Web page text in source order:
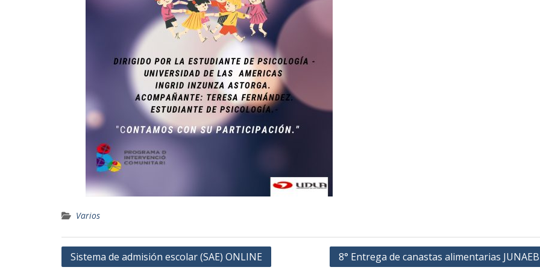
Varios
Navegación
Sistema de admisión escolar (SAE) ONLINE 8° Entrega de canastas alimentarias